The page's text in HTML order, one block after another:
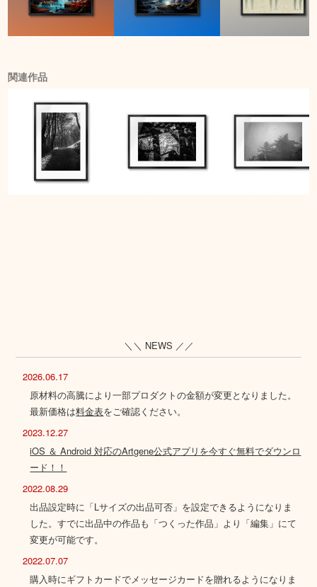
関連作品
＼＼ NEWS ／／
2026.06.17
原材料の高騰により一部プロダクトの金額が変更となりました。
最新価格は料金表をご確認ください。
2023.12.27
iOS ＆ Android 対応のArtgene公式アプリを今すぐ無料でダウンロ
ード！！
2022.08.29
出品設定時に「Lサイズの出品可否」を設定できるようになりま
した。すでに出品中の作品も「つくった作品」より「編集」にて
変更が可能です。
2022.07.07
購入時にギフトカードでメッセージカードを贈れるようになりま